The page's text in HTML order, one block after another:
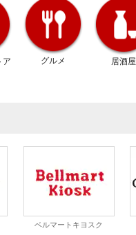
ア グルメ 居酒屋
ベルマートキヨスク